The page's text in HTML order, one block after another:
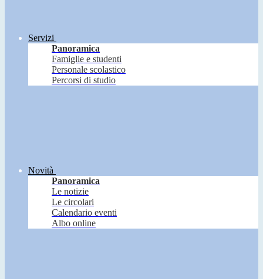
Servizi
Panoramica
Famiglie e studenti
Personale scolastico
Percorsi di studio
Novità
Panoramica
Le notizie
Le circolari
Calendario eventi
Albo online